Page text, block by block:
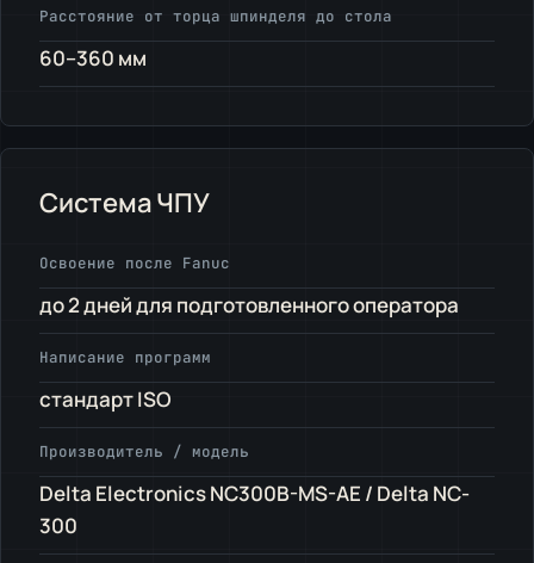
Расстояние от торца шпинделя до стола
60–360 мм
Система ЧПУ
Освоение после Fanuc
до 2 дней для подготовленного оператора
Написание программ
стандарт ISO
Производитель / модель
Delta Electronics NC300B-MS-AE / Delta NC-
300